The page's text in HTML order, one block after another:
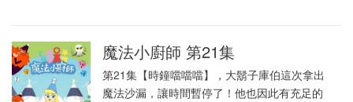
魔法小廚師 第21集
第21集【時鐘噹噹噹】，大鬍子庫伯這次拿出
魔法沙漏，讓時間暫停了！他也因此有充足的